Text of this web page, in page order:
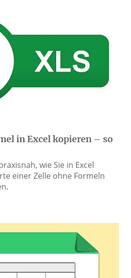
in Excel kopieren – so
wie Sie in Excel
einer Zelle ohne Formeln